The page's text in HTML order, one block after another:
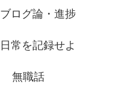
ブログ論・進捗
日常を記録せよ
無職話